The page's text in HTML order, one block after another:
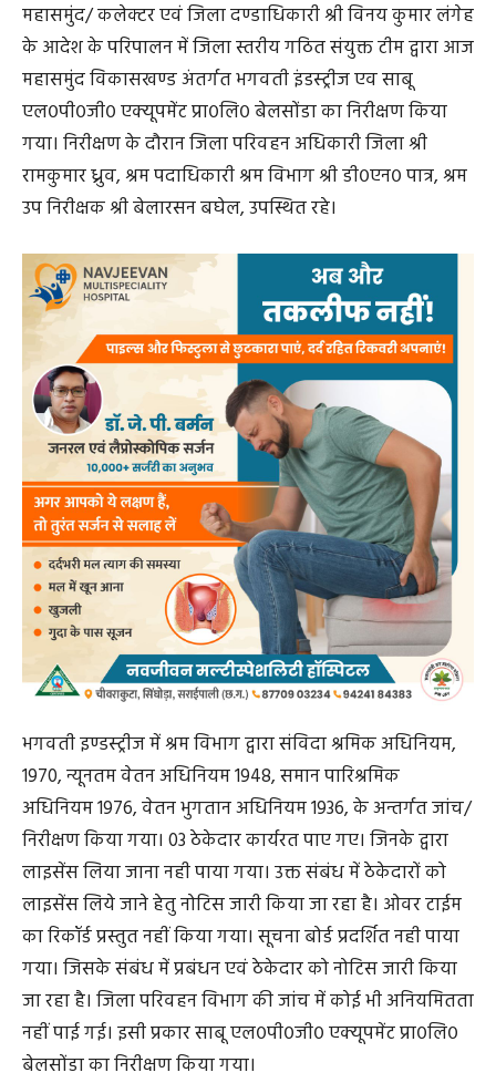
महासमुंद/ कलेक्टर एवं जिला दण्डाधिकारी श्री विनय कुमार लंगेह
के आदेश के परिपालन में जिला स्तरीय गठित संयुक्त टीम द्वारा आज
महासमुंद विकासखण्ड अंतर्गत भगवती इंडस्ट्रीज एव साबू
एल०पी०जी० एक्यूपमेंट प्रा०लि० बेलसोंडा का निरीक्षण किया
गया। निरीक्षण के दौरान जिला परिवहन अधिकारी जिला श्री
रामकुमार ध्रुव, श्रम पदाधिकारी श्रम विभाग श्री डी०एन० पात्र, श्रम
उप निरीक्षक श्री बेलारसन बघेल, उपस्थित रहे।
भगवती इण्डस्ट्रीज में श्रम विभाग द्वारा संविदा श्रमिक अधिनियम,
1970, न्यूनतम वेतन अधिनियम 1948, समान पारिश्रमिक
अधिनियम 1976, वेतन भुगतान अधिनियम 1936, के अन्तर्गत जांच/
निरीक्षण किया गया। 03 ठेकेदार कार्यरत पाए गए। जिनके द्वारा
लाइसेंस लिया जाना नही पाया गया। उक्त संबंध में ठेकेदारों को
लाइसेंस लिये जाने हेतु नोटिस जारी किया जा रहा है। ओवर टाईम
का रिकॉर्ड प्रस्तुत नहीं किया गया। सूचना बोर्ड प्रदर्शित नही पाया
गया। जिसके संबंध में प्रबंधन एवं ठेकेदार को नोटिस जारी किया
जा रहा है। जिला परिवहन विभाग की जांच में कोई भी अनियमितता
नहीं पाई गई। इसी प्रकार साबू एल०पी०जी० एक्यूपमेंट प्रा०लि०
बेलसोंडा का निरीक्षण किया गया।